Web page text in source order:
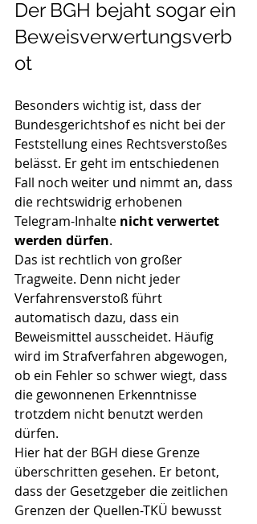
Der BGH bejaht sogar ein
Beweisverwertungsverb
ot
Besonders wichtig ist, dass der
Bundesgerichtshof es nicht bei der
Feststellung eines Rechtsverstoßes
belässt. Er geht im entschiedenen
Fall noch weiter und nimmt an, dass
die rechtswidrig erhobenen
Telegram-Inhalte nicht verwertet
werden dürfen.
Das ist rechtlich von großer
Tragweite. Denn nicht jeder
Verfahrensverstoß führt
automatisch dazu, dass ein
Beweismittel ausscheidet. Häufig
wird im Strafverfahren abgewogen,
ob ein Fehler so schwer wiegt, dass
die gewonnenen Erkenntnisse
trotzdem nicht benutzt werden
dürfen.
Hier hat der BGH diese Grenze
überschritten gesehen. Er betont,
dass der Gesetzgeber die zeitlichen
Grenzen der Quellen-TKÜ bewusst